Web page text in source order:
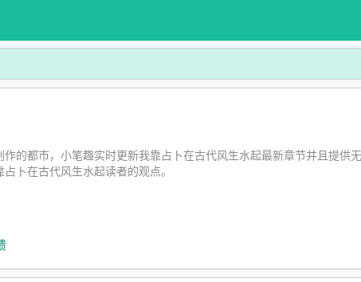
作的都市，小笔趣实时更新我靠占卜在古代风生水起最新章节并且提供
卜在古代风生水起读者的观点。